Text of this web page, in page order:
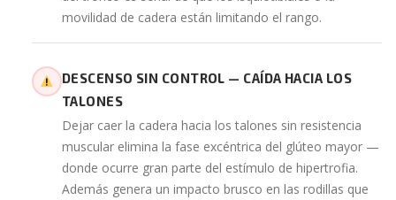
movilidad de cadera están limitando el rango.
DESCENSO SIN CONTROL — CAÍDA HACIA LOS
TALONES
Dejar caer la cadera hacia los talones sin resistencia
muscular elimina la fase excéntrica del glúteo mayor —
donde ocurre gran parte del estímulo de hipertrofia.
Además genera un impacto brusco en las rodillas que